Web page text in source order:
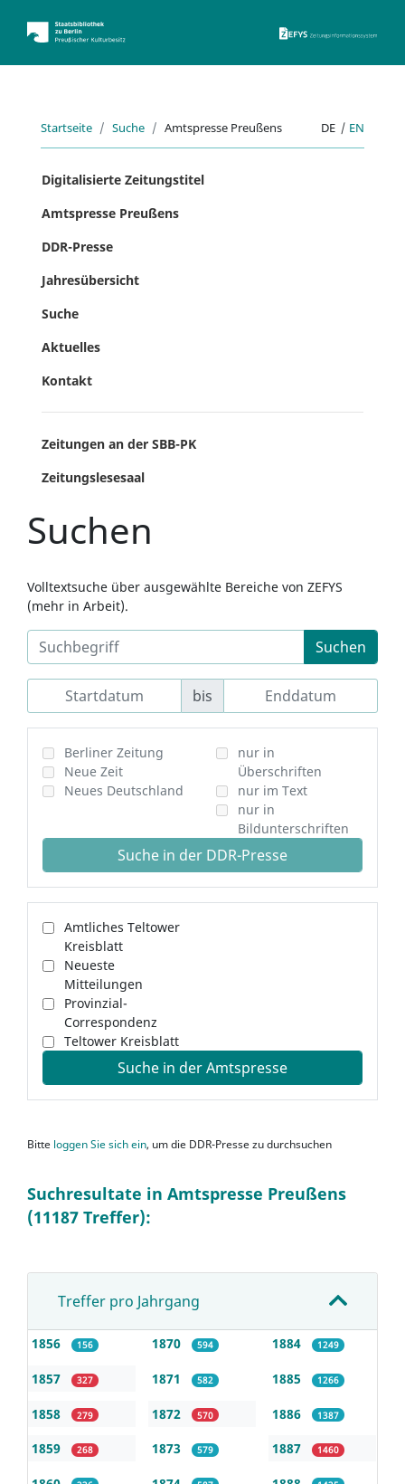
Startseite Suche Amtspresse Preußens DE | EN
Digitalisierte Zeitungstitel
Amtspresse Preußens
DDR-Presse
Jahresübersicht
Suche
Aktuelles
Kontakt
Zeitungen an der SBB-PK
Zeitungslesesaal
Suchen
Volltextsuche über ausgewählte Bereiche von ZEFYS
(mehr in Arbeit).
Suchen
bis
Berliner Zeitung
Neue Zeit
Neues Deutschland
nur in
Überschriften
nur im Text
nur in
Bildunterschriften
Suche in der DDR-Presse
Amtliches Teltower
Kreisblatt
Neueste
Mitteilungen
Provinzial-
Correspondenz
Teltower Kreisblatt
Suche in der Amtspresse
Bitte loggen Sie sich ein, um die DDR-Presse zu durchsuchen
Suchresultate in Amtspresse Preußens
(11187 Treffer):
Treffer pro Jahrgang
1856 156
1857 327
1858 279
1859 268
1870 594
1871 582
1872 570
1873 579
1884 1249
1885 1266
1886 1387
1887 1460